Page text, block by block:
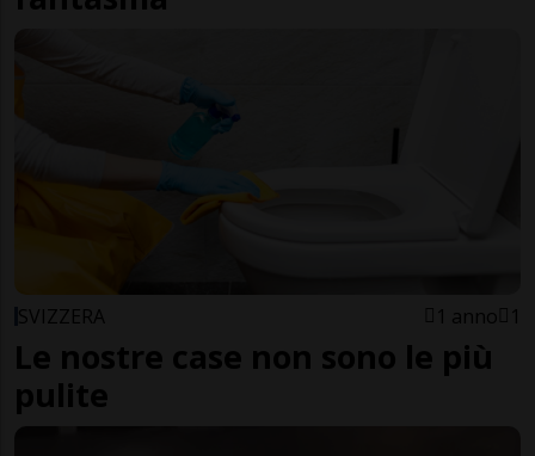
SVIZZERA 1 anno 1
Le nostre case non sono le più
pulite